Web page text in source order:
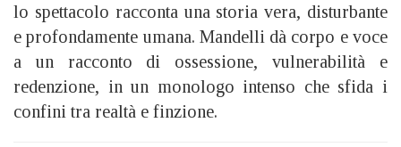
lo spettacolo racconta una storia vera, disturbante
e profondamente umana. Mandelli dà corpo e voce
a un racconto di ossessione, vulnerabilità e
redenzione, in un monologo intenso che sfida i
confini tra realtà e finzione.